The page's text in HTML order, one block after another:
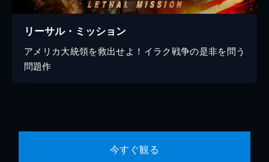
リーサル・ミッション
アメリカ大統領を救出せよ！イラク戦争の是非を問う
問題作
今すぐ観る